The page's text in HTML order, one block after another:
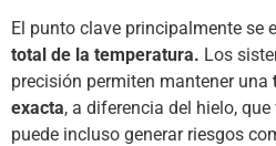
El punto clave principalmente se
total de la temperatura. Los
precisión permiten mantener una
exacta, a diferencia del hielo,
puede incluso generar riesgos